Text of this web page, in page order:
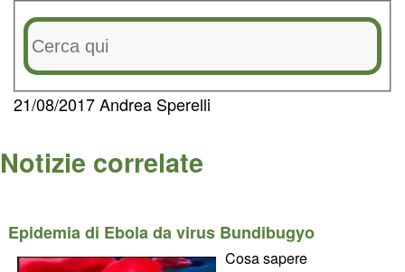
21/08/2017 Andrea Sperelli
Notizie correlate
Epidemia di Ebola da virus Bundibugyo
Cosa sapere